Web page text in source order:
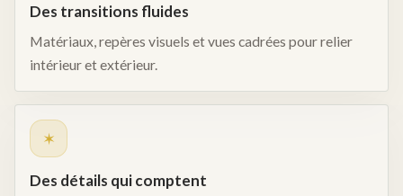
Des transitions fluides
Matériaux, repères visuels et vues cadrées pour relier
intérieur et extérieur.
✶
Des détails qui comptent